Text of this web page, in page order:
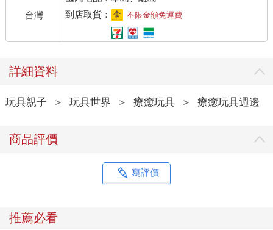
台灣
到店取貨：
不限金額免運費
詳細資料
玩具親子 ＞ 玩具世界 ＞ 療癒玩具 ＞ 療癒玩具週邊
商品評價
寫評價
推薦必看